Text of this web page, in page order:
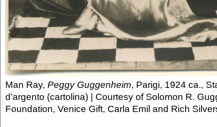
Man Ray, Peggy Guggenheim, Parigi, 1924 ca.,
d’argento (cartolina) | Courtesy of Solomon R.
Foundation, Venice Gift, Carla Emil and Rich